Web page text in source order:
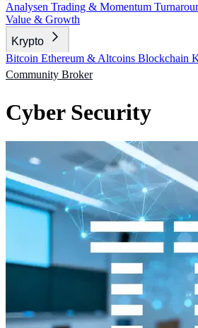
Analysen Trading & Momentum
Value & Growth
Krypto
Bitcoin Ethereum & Altcoins Blockchain
Community Broker
Cyber Security